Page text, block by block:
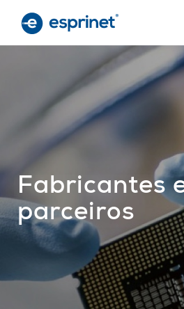
main
Fabricantes
parceiros